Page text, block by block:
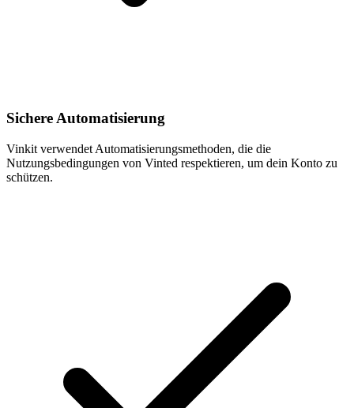
Sichere Automatisierung
Vinkit verwendet Automatisierungsmethoden, die die
Nutzungsbedingungen von Vinted respektieren, um dein Konto zu
schützen.